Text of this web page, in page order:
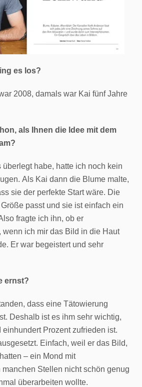
es los?
2008, damals war Kai fünf Jahre
als Ihnen die Idee mit dem
überlegt habe, hatte ich noch kein
Als Kai dann die Blume malte,
sie der perfekte Start wäre. Die
passt und sie ist einfach ein
fragte ich ihn, ob er
wenn ich mir das Bild in die Haut
Er war begeistert und sehr
ernst?
dass eine Tätowierung
Deshalb ist es ihm sehr wichtig,
einhundert Prozent zufrieden ist.
Einfach, weil er das Bild,
– ein Mond mit
Stellen nicht schön genug
überarbeiten wollte.